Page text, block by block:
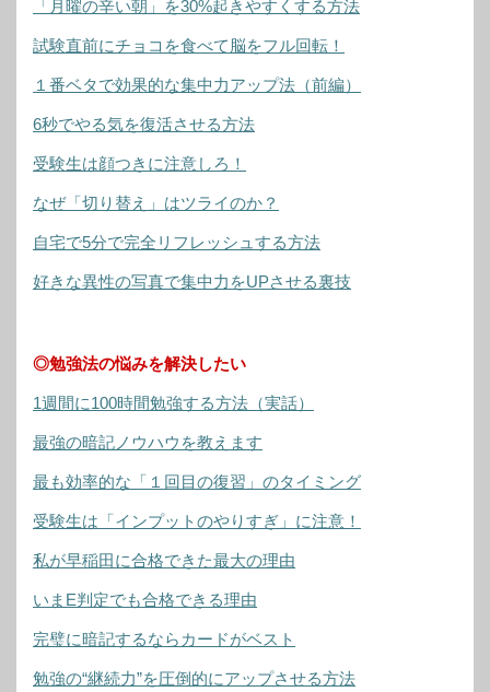
「月曜の辛い朝」を30%起きやすくする方法
試験直前にチョコを食べて脳をフル回転！
１番ベタで効果的な集中力アップ法（前編）
6秒でやる気を復活させる方法
受験生は顔つきに注意しろ！
なぜ「切り替え」はツライのか？
自宅で5分で完全リフレッシュする方法
好きな異性の写真で集中力をUPさせる裏技
◎勉強法の悩みを解決したい
1週間に100時間勉強する方法（実話）
最強の暗記ノウハウを教えます
最も効率的な「１回目の復習」のタイミング
受験生は「インプットのやりすぎ」に注意！
私が早稲田に合格できた最大の理由
いまE判定でも合格できる理由
完璧に暗記するならカードがベスト
勉強の“継続力”を圧倒的にアップさせる方法